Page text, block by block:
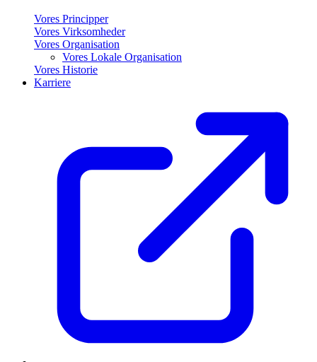
Vores Principper
Vores Virksomheder
Vores Organisation
Vores Lokale Organisation
Vores Historie
Karriere